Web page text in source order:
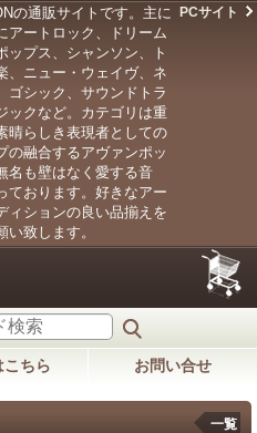
の通販サイトです。主に
アートロック、ドリーム
ップス、シャンソン、ト
、ニュー・ウェイヴ、ネ
ゴシック、サウンドトラ
ックなど。カテゴリは重
晴らしき表現者としての
の融合するアヴァンポッ
名も壁はなく愛する音
ております。好きなアー
ィションの良い品揃えを
致します。
PCサイト
こちら お問い合せ
一覧